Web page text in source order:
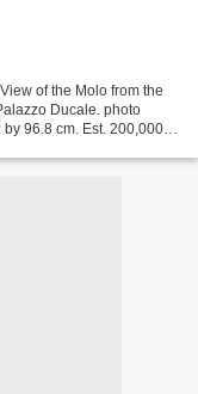
of the Molo from the
Ducale. photo
96.8 cm. Est. 200,000—